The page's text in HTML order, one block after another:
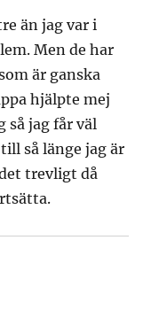
än jag var i
Men de har
är ganska
hjälpte mej
så jag får väl
så länge jag är
trevligt då